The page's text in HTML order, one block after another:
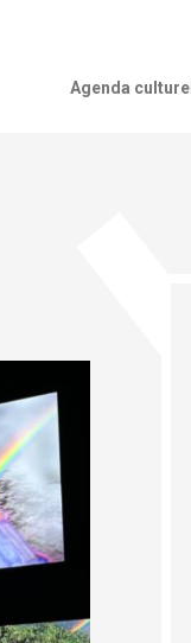
Agenda culturel